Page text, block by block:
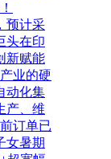
预计采
头在印
新赋能
业的硬
动化集
产、维
订单已
女暑期